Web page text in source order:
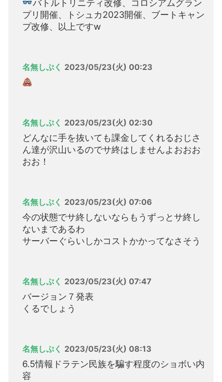
バトルトリニティ改修、コロシアムグラン
プリ開催、トシュカ2023開催、ブートキャン
プ改修、以上ですw
名無しぷく 2023/05/23(火) 00:23
名無しぷく 2023/05/23(火) 02:30
どんなに手を抜いても課金してくれるおじさ
ん達が沢山いるのでサ終はしませんよおおお
おお！
名無しぷく 2023/05/23(火) 07:06
今の状態でサ終しないならもうずっとサ終し
ないまであるわ
サーバーぐらいしかコストかかってなさそう
名無しぷく 2023/05/23(火) 07:47
バージョン７発表
くるでしょう
名無しぷく 2023/05/23(火) 08:13
6.5情報ドラテン民族を騙す程度のショボい内
容